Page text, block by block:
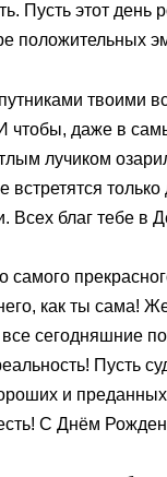
Пусть этот день
положительных
твоими
И чтобы, даже в
лучиком
встретятся
Всех благ тебе в
самого
как ты сама!
сегодняшние
Пусть
и
С Днём